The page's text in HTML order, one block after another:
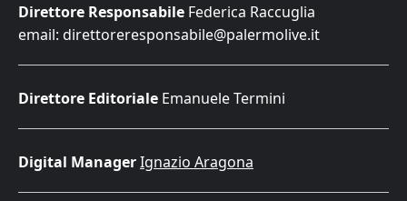
Direttore Responsabile Federica Raccuglia
email: direttoreresponsabile@palermolive.it
Direttore Editoriale Emanuele Termini
Digital ManagerIgnazio Aragona